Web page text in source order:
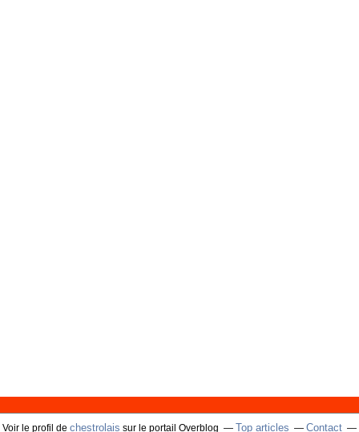
Voir le profil de chestrolais sur le portail Overblog Top articles Contact